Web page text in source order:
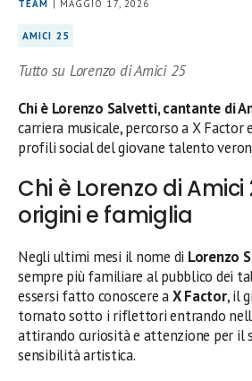
TEAM | MAGGIO 17, 2026
AMICI 25
Tutto su Lorenzo di Amici 25
Chi è Lorenzo Salvetti, cantante di
carriera musicale, percorso a X Factor
profili social del giovane talento
Chi è Lorenzo di Amici
origini e famiglia
Negli ultimi mesi il nome di Lorenzo
sempre più familiare al pubblico dei
essersi fatto conoscere aX Factor, il
tornato sotto i riflettori entrando
attirando curiosità e attenzione per il
sensibilità artistica.